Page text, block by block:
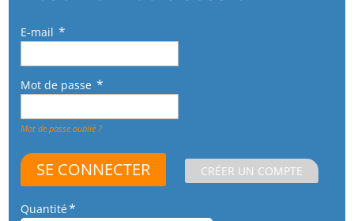
E-mail
Mot de passe
Mot de passe oublié ?
CRÉER UN COMPTE
Quantité